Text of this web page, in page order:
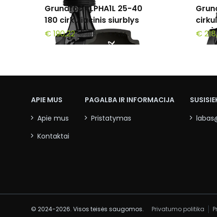
Grundfos ALPHA1L 25-40
180 cirkuliacinis siurblys
€ 190,22 € 308,30 + PVM
mm)
€
APIE MUS
Apie mus
Kontaktai
PAGALBA IR INFORMACIJA
Pristatymas
© 2024-2026. Visos teisės saugomos. Privatumo politika